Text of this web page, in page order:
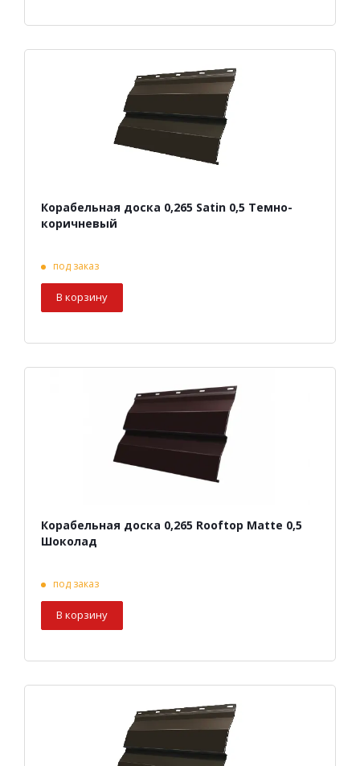
Корабельная доска 0,265 Satin 0,5 Темно-
коричневый
под заказ
В корзину
Корабельная доска 0,265 Rooftop Matte 0,5
Шоколад
под заказ
В корзину